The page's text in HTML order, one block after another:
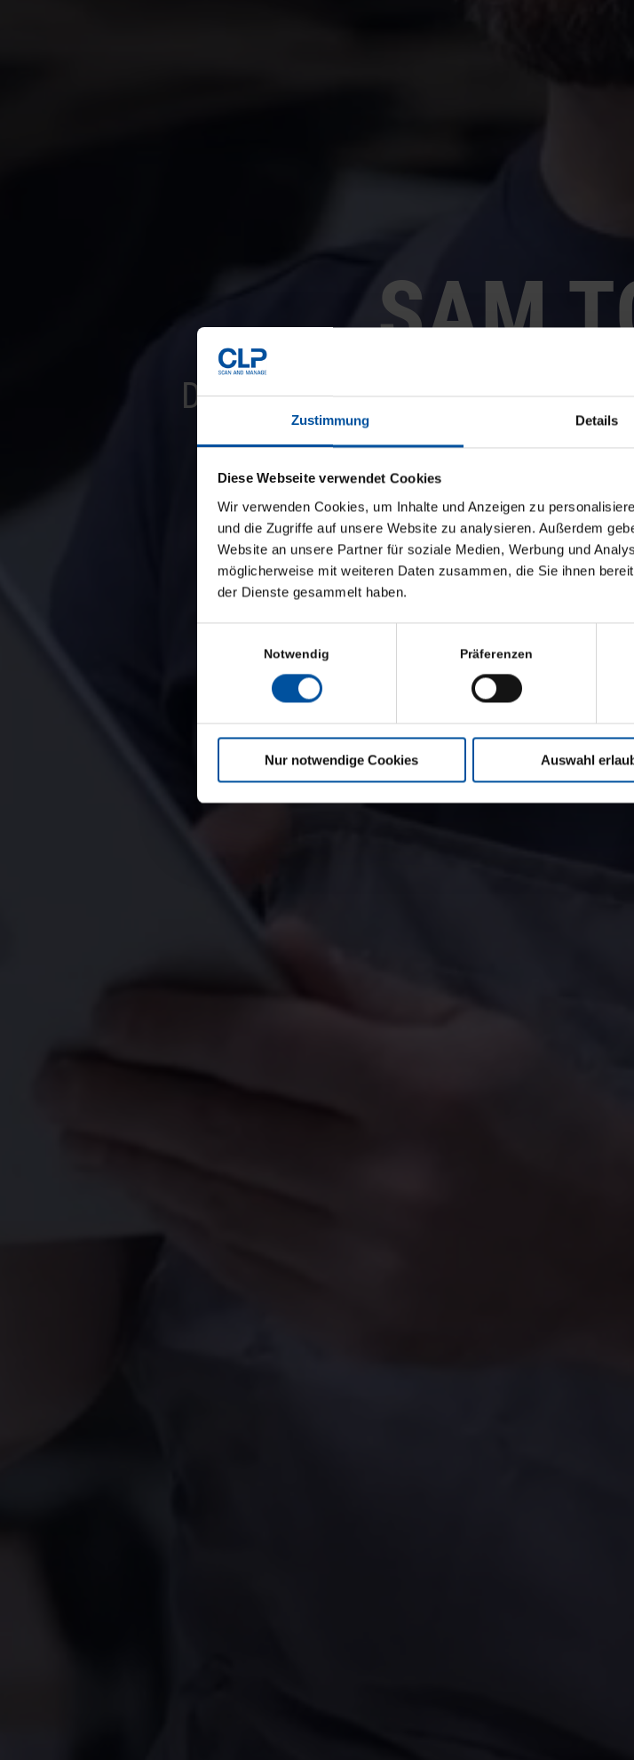
Zustimmung Details
Diese Webseite verwendet Cookies
Wir verwenden Cookies, um Inhalte und Anzeigen zu
und die Zugriffe auf unsere Website zu analysieren. Außerdem
Website an unsere Partner für soziale Medien, Werbung und
möglicherweise mit weiteren Daten zusammen, die Sie ihnen
der Dienste gesammelt haben.
Notwendig Präferenzen
Nur notwendige Cookies Auswahl
SAM
DIE DIGITALE LÖSUNG FÜR DIE
VON WERKZEUG UND
Mit CLP SAM Tools wird
Werkzeuge werden erfasst, per Inventar
nach der Nutzung mit Zustandsbewertung
effizienter Werkzeugkreislauf, nachvollziehbar,